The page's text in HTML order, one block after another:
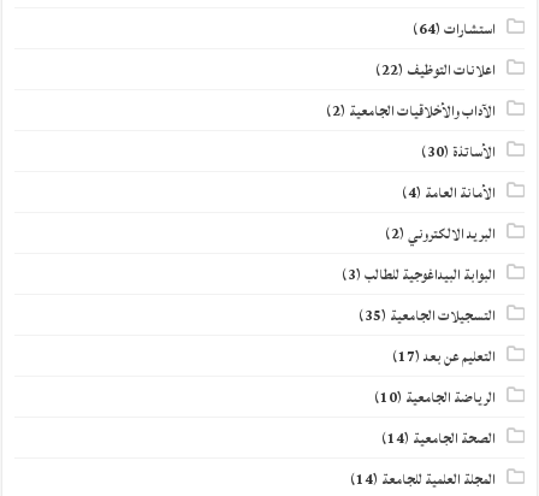
استشارات(64)
اعلانات التوظيف (22)
الآداب والأخلاقيات الجامعية (2)
الأساتذة(30)
الأمانة العامة (4)
البريد الالكتروني(2)
البوابة البيداغوجية للطالب(3)
التسجيلات الجامعية (35)
التعليم عن بعد(17)
الرياضة الجامعية (10)
الصحة الجامعية (14)
المجلة العلمية للجامعة (14)